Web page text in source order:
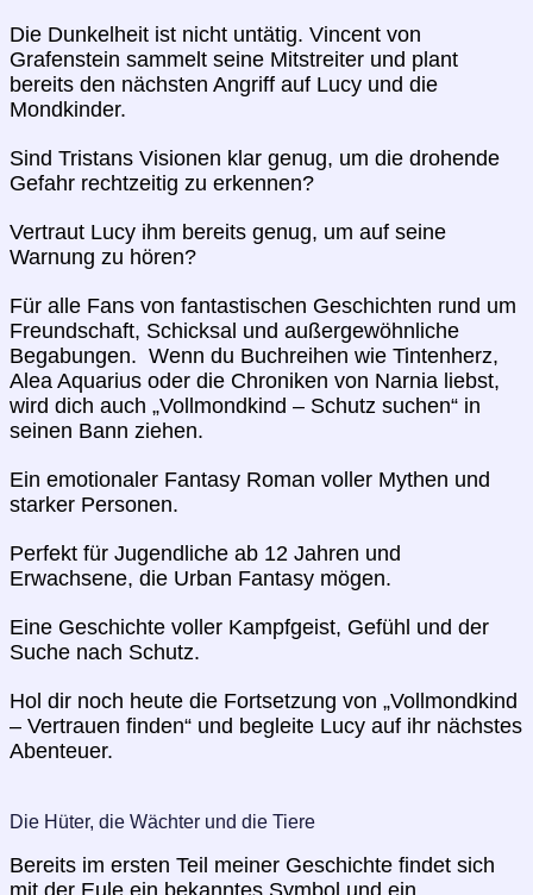
Die Dunkelheit ist nicht untätig. Vincent von
Grafenstein sammelt seine Mitstreiter und plant
bereits den nächsten Angriff auf Lucy und die
Mondkinder.
Sind Tristans Visionen klar genug, um die drohende
Gefahr rechtzeitig zu erkennen?
Vertraut Lucy ihm bereits genug, um auf seine
Warnung zu hören?
Für alle Fans von fantastischen Geschichten rund um
Freundschaft, Schicksal und außergewöhnliche
Begabungen. Wenn du Buchreihen wie Tintenherz,
Alea Aquarius oder die Chroniken von Narnia liebst,
wird dich auch „Vollmondkind – Schutz suchen“ in
seinen Bann ziehen.
Ein emotionaler Fantasy Roman voller Mythen und
starker Personen.
Perfekt für Jugendliche ab 12 Jahren und
Erwachsene, die Urban Fantasy mögen.
Eine Geschichte voller Kampfgeist, Gefühl und der
Suche nach Schutz.
Hol dir noch heute die Fortsetzung von „Vollmondkind
– Vertrauen finden“ und begleite Lucy auf ihr nächstes
Abenteuer.
Die Hüter, die Wächter und die Tiere
Bereits im ersten Teil meiner Geschichte findet sich